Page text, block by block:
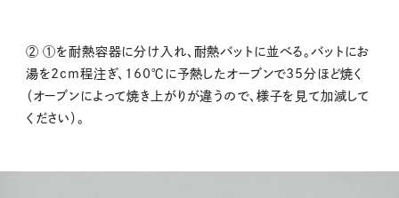
② ①を耐熱容器に分け入れ、耐熱バットに並べる。バットにお
湯を2cm程注ぎ、160℃に予熱したオーブンで35分ほど焼く
（オーブンによって焼き上がりが違うので、様子を見て加減して
ください）。